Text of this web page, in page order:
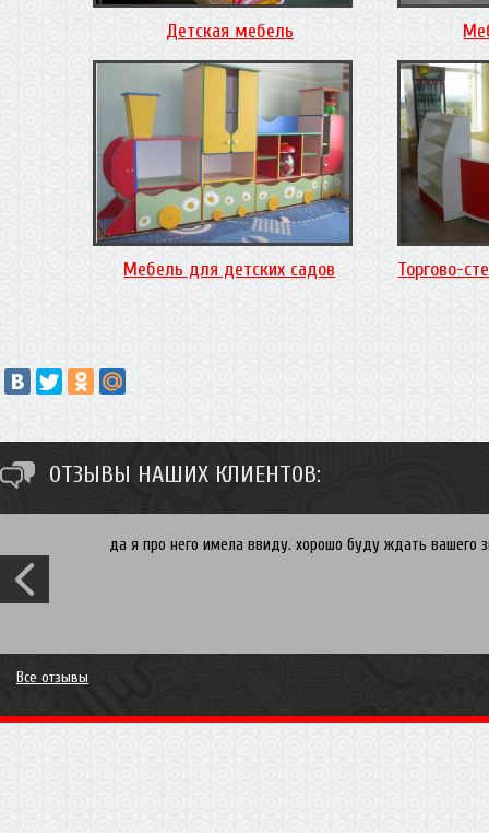
Детская мебель
Мебель для детских садов Торгово-
ОТЗЫВЫ НАШИХ КЛИЕНТОВ:
Спасибо Ирина. Вы хотите встроенный в нишу шкаф
Все отзывы